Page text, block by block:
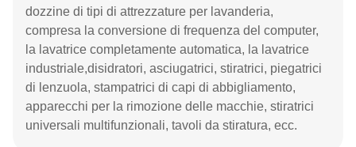
dozzine di tipi di attrezzature per lavanderia,
compresa la conversione di frequenza del computer,
la lavatrice completamente automatica, la lavatrice
industriale,disidratori, asciugatrici, stiratrici, piegatrici
di lenzuola, stampatrici di capi di abbigliamento,
apparecchi per la rimozione delle macchie, stiratrici
universali multifunzionali, tavoli da stiratura, ecc.